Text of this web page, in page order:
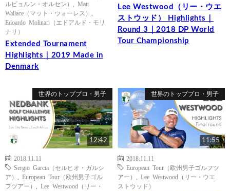
ルビョルン・オルセン）
Matt
Wallace（マット・ウォーレス）
Edoardo Molinari（エドアルド・モリ
ナリ）
Extended Tournament
Highlights｜2019 Made in
Denmark
Lee Westwood（リー・ウエ
ストウッド） Highlights｜
Round 3｜2018 DP World
Tour Championship
世界のトッププロ・男子
12:42
2018.11.11
Sergio Garcia（セルヒオ・ガルシ
ア）
European Tour（欧州男子ゴル
フツアー）
Lee Westwood（リー・
世界のトッププロ・男子
11:55
2018.11.11
European Tour（欧州男子ゴルフツ
アー）
Lee Westwood（リー・ウエ
ストウッド）